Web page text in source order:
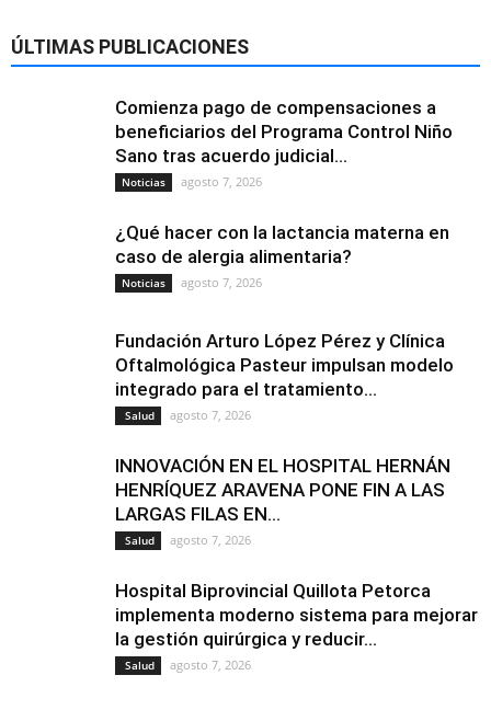
ÚLTIMAS PUBLICACIONES
Comienza pago de compensaciones a
beneficiarios del Programa Control Niño
Sano tras acuerdo judicial...
Noticias agosto 7, 2026
¿Qué hacer con la lactancia materna en
caso de alergia alimentaria?
Noticias agosto 7, 2026
Fundación Arturo López Pérez y Clínica
Oftalmológica Pasteur impulsan modelo
integrado para el tratamiento...
Salud agosto 7, 2026
INNOVACIÓN EN EL HOSPITAL HERNÁN
HENRÍQUEZ ARAVENA PONE FIN A LAS
LARGAS FILAS EN...
Salud agosto 7, 2026
Hospital Biprovincial Quillota Petorca
implementa moderno sistema para mejorar
la gestión quirúrgica y reducir...
Salud agosto 7, 2026